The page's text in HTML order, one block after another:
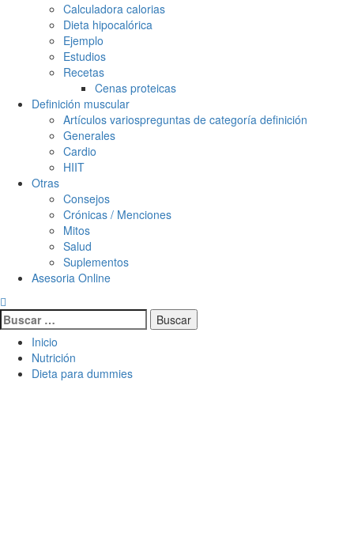
Calculadora calorias
Dieta hipocalórica
Ejemplo
Estudios
Recetas
Cenas proteicas
Definición muscular
Artículos variospreguntas de categoría definición
Generales
Cardio
HIIT
Otras
Consejos
Crónicas / Menciones
Mitos
Salud
Suplementos
Asesoria Online
Inicio
Nutrición
Dieta para dummies